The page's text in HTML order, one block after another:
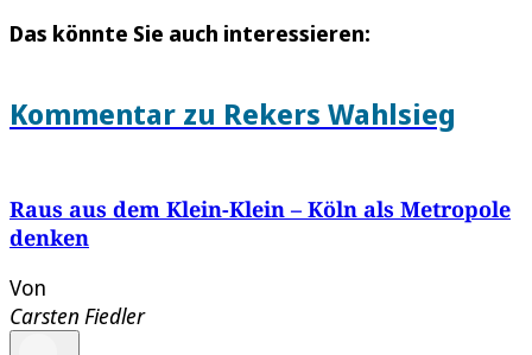
Das könnte Sie auch interessieren:
Kommentar zu Rekers Wahlsieg
Raus aus dem Klein-Klein – Köln als Metropole
denken
Von
Carsten Fiedler